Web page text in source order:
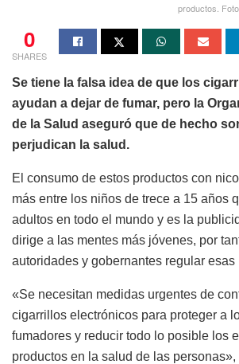
productos.
0
SHARES
Se tiene la falsa idea de que los
ayudan a dejar de fumar, pero la
de la Salud aseguró que de hecho
perjudican la salud.
El consumo de estos productos con
más entre los niños de trece a 15 años
adultos en todo el mundo y es la
dirige a las mentes más jóvenes, por
autoridades y gobernantes regular esas
«Se necesitan medidas urgentes de
cigarrillos electrónicos para proteger a
fumadores y reducir todo lo posible los
productos en la salud de las personas»,